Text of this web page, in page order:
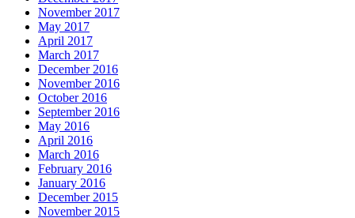
November 2017
May 2017
April 2017
March 2017
December 2016
November 2016
October 2016
September 2016
May 2016
April 2016
March 2016
February 2016
January 2016
December 2015
November 2015